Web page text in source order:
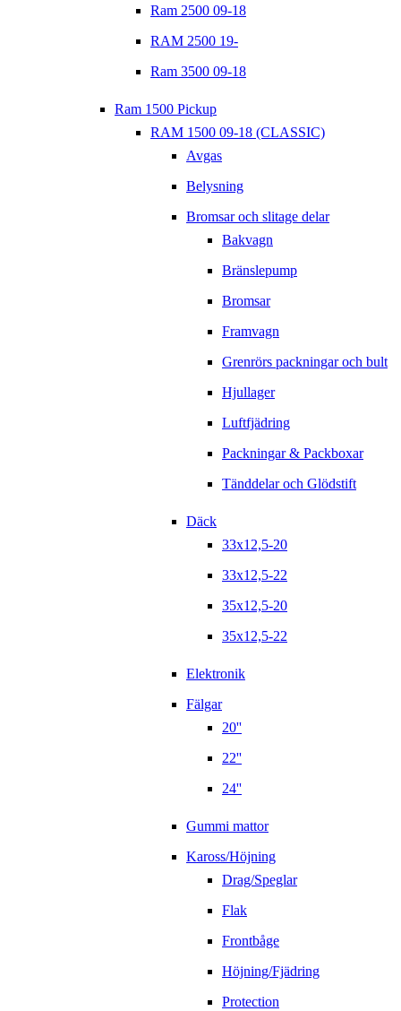
Ram 2500 09-18
RAM 2500 19-
Ram 3500 09-18
Ram 1500 Pickup
RAM 1500 09-18 (CLASSIC)
Avgas
Belysning
Bromsar och slitage delar
Bakvagn
Bränslepump
Bromsar
Framvagn
Grenrörs packningar och bult
Hjullager
Luftfjädring
Packningar & Packboxar
Tänddelar och Glödstift
Däck
33x12,5-20
33x12,5-22
35x12,5-20
35x12,5-22
Elektronik
Fälgar
20''
22''
24''
Gummi mattor
Kaross/Höjning
Drag/Speglar
Flak
Frontbåge
Höjning/Fjädring
Protection